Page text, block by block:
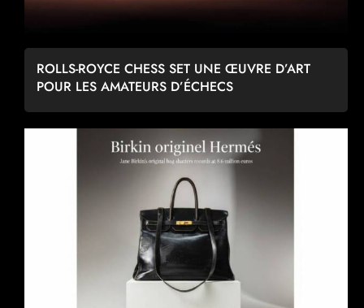
ROLLS-ROYCE CHESS SET UNE ŒUVRE D’ART
POUR LES AMATEURS D’ÉCHECS